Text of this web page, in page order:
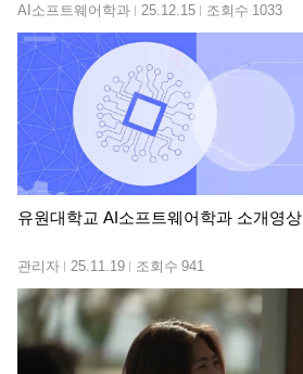
AI소프트웨어학과 25.12.15 조회수 1033
유원대학교 AI소프트웨어학과 소개영상
관리자 25.11.19 조회수 941